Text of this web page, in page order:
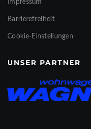
Impressum
Barrierefreiheit
Cookie-Einstellungen
UNSER PARTNER